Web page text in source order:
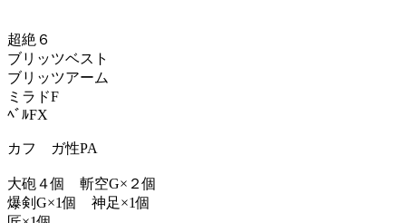
超絶６
ブリッツベスト
ブリッツアーム
ミラドF
ﾍﾞﾙFX
カフ ガ性PA
大砲４個 斬空G×２個
爆剣G×1個 神足×1個